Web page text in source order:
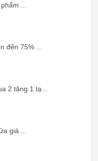
...
đến 75% ...
2 tặng 1 tạ...
giá ...